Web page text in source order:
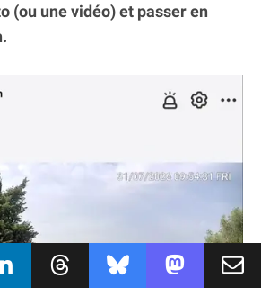
(ou une vidéo) et passer en